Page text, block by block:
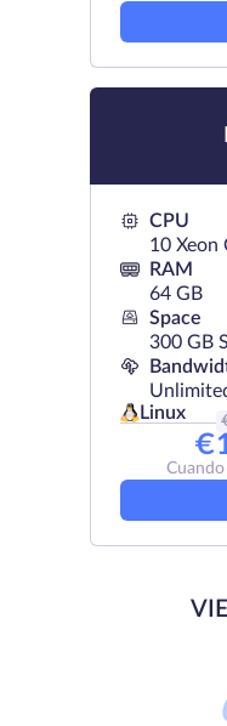
CPU
10 Xeon
RAM
64 GB
Space
300 GB
Linux
€